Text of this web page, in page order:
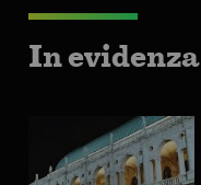
In evidenza